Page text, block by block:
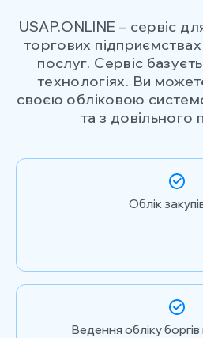
USAP.ONLINE – сервіс
торгових
послуг. Сервіс
технологіях. Ви
своєю обліковою
та з довільного
Облік
Ведення обліку боргів